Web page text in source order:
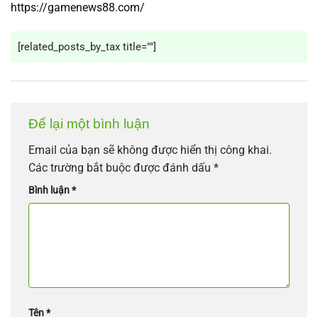
https://gamenews88.com/
[related_posts_by_tax title=""]
Để lại một bình luận
Email của bạn sẽ không được hiển thị công khai.
Các trường bắt buộc được đánh dấu *
Bình luận*
Tên*